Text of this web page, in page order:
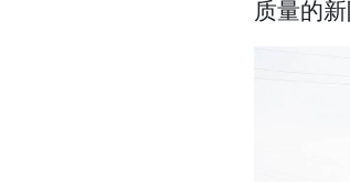
质量的新